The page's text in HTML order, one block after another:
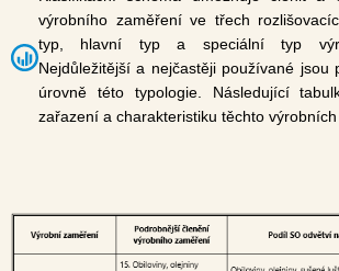
výrobního zaměření ve třech
typ, hlavní typ a speciální typ
Nejdůležitější a nejčastěji používané jsou
úrovně této typologie. Následující
zařazení a charakteristiku těchto